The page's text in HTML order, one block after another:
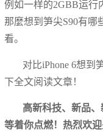
例如一样的2GBB运行
那麼想到笋尖S90有哪
看。
对比iPhone 6想到
下全文阅读文章！
高新科技、新品、
等着你点燃！热烈欢迎